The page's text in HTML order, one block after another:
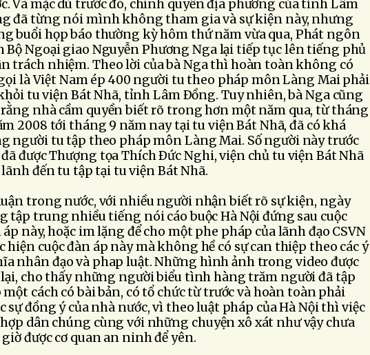
Và mặc dù trước đó, chính quyền địa phương của tỉnh Lâm
đã từng nói mình không tham gia và sự kiện này, nhưng
buổi họp báo thường kỳ hôm thứ năm vừa qua, Phát ngôn
Bộ Ngoại giao Nguyễn Phương Nga lại tiếp tục lên tiếng phủ
trách nhiệm. Theo lời của bà Nga thì hoàn toàn không có
là Việt Nam ép 400 người tu theo pháp môn Làng Mai phải
tu viện Bát Nhã, tỉnh Lâm Ðồng. Tuy nhiên, bà Nga cũng
nhà cầm quyền biết rõ trong hơn một năm qua, từ tháng
2008 tới tháng 9 năm nay tại tu viện Bát Nhã, đã có khá
người tu tập theo pháp môn Làng Mai. Số người này trước
đã được Thượng tọa Thích Ðức Nghi, viện chủ tu viện Bát Nhã
lãnh đến tu tập tại tu viện Bát Nhã.
trong nước, với nhiều người nhận biết rõ sự kiện, ngày
tập trung nhiều tiếng nói cáo buộc Hà Nội đứng sau cuộc
áp này, hoặc im lặng để cho một phe pháp của lãnh đạo CSVN
hiện cuộc đàn áp này mà không hề có sự can thiệp theo các ý
nhân đạo và phap luật. Những hình ảnh trong video được
cho thấy những người biểu tình hàng trăm người đã tập
một cách có bài bản, có tổ chức từ trước và hoàn toàn phải
sự đồng ý của nhà nước, vì theo luật pháp của Hà Nội thì việc
dân chúng cùng với những chuyện xô xát như vậy chưa
giờ được cơ quan an ninh để yên.